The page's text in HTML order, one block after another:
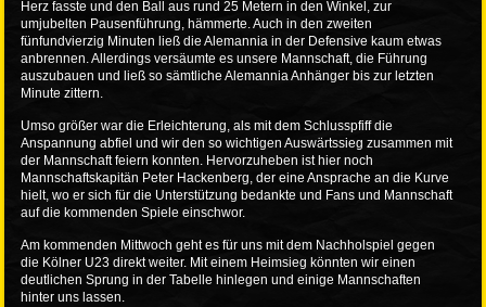
Herz fasste und den Ball aus rund 25 Metern in den Winkel, zur
umjubelten Pausenführung, hämmerte. Auch in den zweiten
fünfundvierzig Minuten ließ die Alemannia in der Defensive kaum etwas
anbrennen. Allerdings versäumte es unsere Mannschaft, die Führung
auszubauen und ließ so sämtliche Alemannia Anhänger bis zur letzten
Minute zittern.
Umso größer war die Erleichterung, als mit dem Schlusspfiff die
Anspannung abfiel und wir den so wichtigen Auswärtssieg zusammen mit
der Mannschaft feiern konnten. Hervorzuheben ist hier noch
Mannschaftskapitän Peter Hackenberg, der eine Ansprache an die Kurve
hielt, wo er sich für die Unterstützung bedankte und Fans und Mannschaft
auf die kommenden Spiele einschwor.
Am kommenden Mittwoch geht es für uns mit dem Nachholspiel gegen
die Kölner U23 direkt weiter. Mit einem Heimsieg könnten wir einen
deutlichen Sprung in der Tabelle hinlegen und einige Mannschaften
hinter uns lassen.